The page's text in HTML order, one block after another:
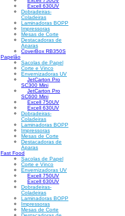
Excell 630UV
Dobradeiras-
Coladeiras
Laminadoras BOPP
Impressoras
Mesas de Corte
Destacadoras de
Aparas
CoverBox RB350S
Papelão
Sacolas de Papel
Corte e Vinco
Envernizadoras UV
JetCarton Pro
SC300 Mini
JetCarton Pro
SC600 Mini
Excell 750UV
Excell 630UV
Dobradeiras-
Coladeiras
Laminadoras BOPP
Impressoras
Mesas de Corte
Destacadoras de
Aparas
Fast Food
Sacolas de Papel
Corte e Vinco
Envernizadoras UV
Excell 750UV
Excell 630UV
Dobradeiras-
Coladeiras
Laminadoras BOPP
Impressoras
Mesas de Corte